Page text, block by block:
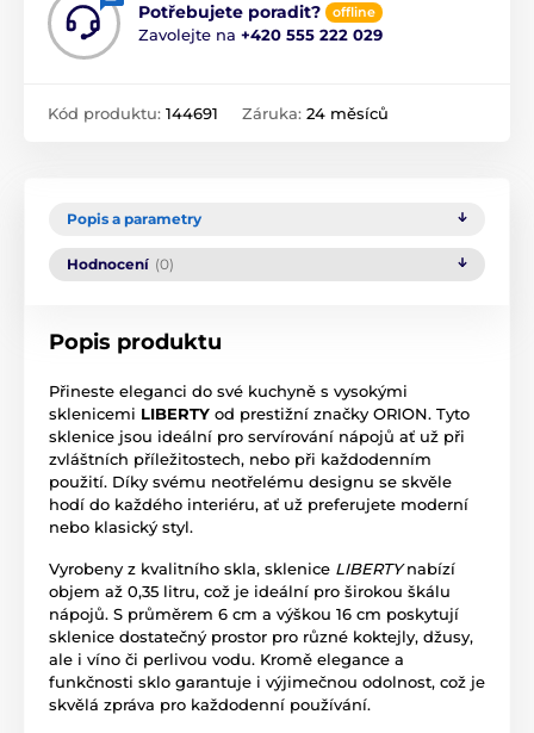
Potřebujete poradit? offline
Zavolejte na +420 555 222 029
Kód produktu: 144691 Záruka: 24 měsíců
Popis a parametry
Hodnocení (0)
Popis produktu
Přineste eleganci do své kuchyně s vysokými
sklenicemi LIBERTY od prestižní značky ORION. Tyto
sklenice jsou ideální pro servírování nápojů ať už při
zvláštních příležitostech, nebo při každodenním
použití. Díky svému neotřelému designu se skvěle
hodí do každého interiéru, ať už preferujete moderní
nebo klasický styl.
Vyrobeny z kvalitního skla, sklenice LIBERTYnabízí
objem až 0,35 litru, což je ideální pro širokou škálu
nápojů. S průměrem 6 cm a výškou 16 cm poskytují
sklenice dostatečný prostor pro různé koktejly, džusy,
ale i víno či perlivou vodu. Kromě elegance a
funkčnosti sklo garantuje i výjimečnou odolnost, což je
skvělá zpráva pro každodenní používání.